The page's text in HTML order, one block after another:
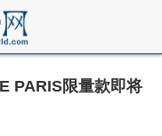
PARIS限量款即将